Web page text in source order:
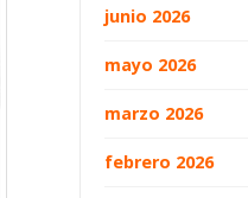
junio 2026
mayo 2026
marzo 2026
febrero 2026